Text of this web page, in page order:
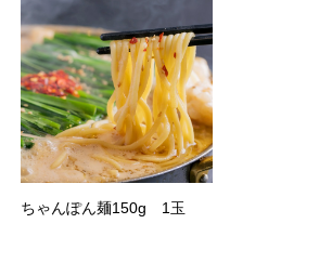
ちゃんぽん麺150g 1玉